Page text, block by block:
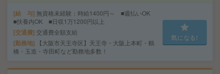
給 与 無資格未経験：時給1400円～ ■週払いOK
■扶養内OK ■日収1万1200円以上
交通費 交通費全額支給
勤務地
【大阪市天王寺区】天王寺・大阪上本町・鶴
橋・玉造・寺田町など勤務地多数！
気になる!